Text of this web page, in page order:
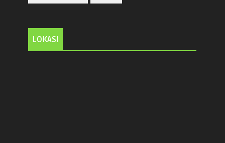
LOKASI